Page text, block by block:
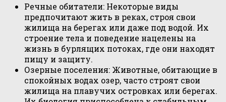
Речные обитатели: Некоторые виды
предпочитают жить в реках, строя свои
жилища на берегах или даже под водой. Их
строение тела и поведение нацелены на
жизнь в бурлящих потоках, где они находят
пищу и защиту.
Озерные поселения: Животные, обитающие в
спокойных водах озер, часто строят свои
жилища на плавучих островках или берегах.